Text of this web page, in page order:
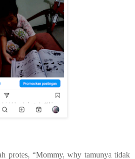
protes, “Mommy, why tamunya tidak